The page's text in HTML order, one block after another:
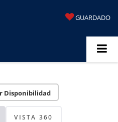
GUARDADO
Disponibilidad
VISTA 360
revise luego